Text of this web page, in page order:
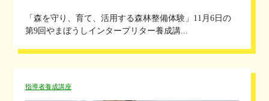
「森を守り、育て、活用する森林整備体験」11月6日の
第9回やまぼうしインタープリター養成講...
指導者養成講座